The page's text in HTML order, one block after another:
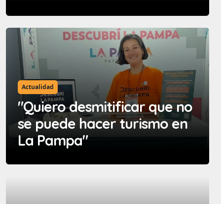
Actualidad
"Quiero desmitificar que no
se puede hacer turismo en
La Pampa"